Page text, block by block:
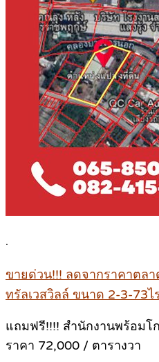
.
ขายด่วน!!! ลดจากราคาตลา
ทรัลเวสวิลล์ ขนาด 2-3-73ไ
แถมฟรี!!!! สำนักงานพร้อมโ
ราคา 72,000 / ตารางวา